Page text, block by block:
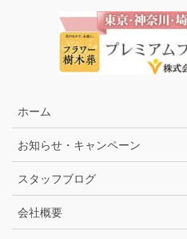
ホーム
お知らせ・キャンペーン
スタッフブログ
会社概要